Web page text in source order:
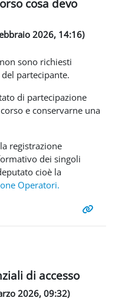
cosa devo
2026, 14:16)
sono richiesti
partecipante.
di partecipazione
e conservarne una
registrazione
dei singoli
cioè la
Operatori.
di accesso
2026, 09:32)